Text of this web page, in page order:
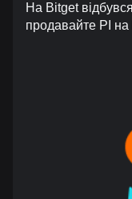
На Bitget
продавайте PI на